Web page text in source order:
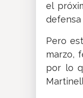
el
defensa
Pero
marzo,
por lo